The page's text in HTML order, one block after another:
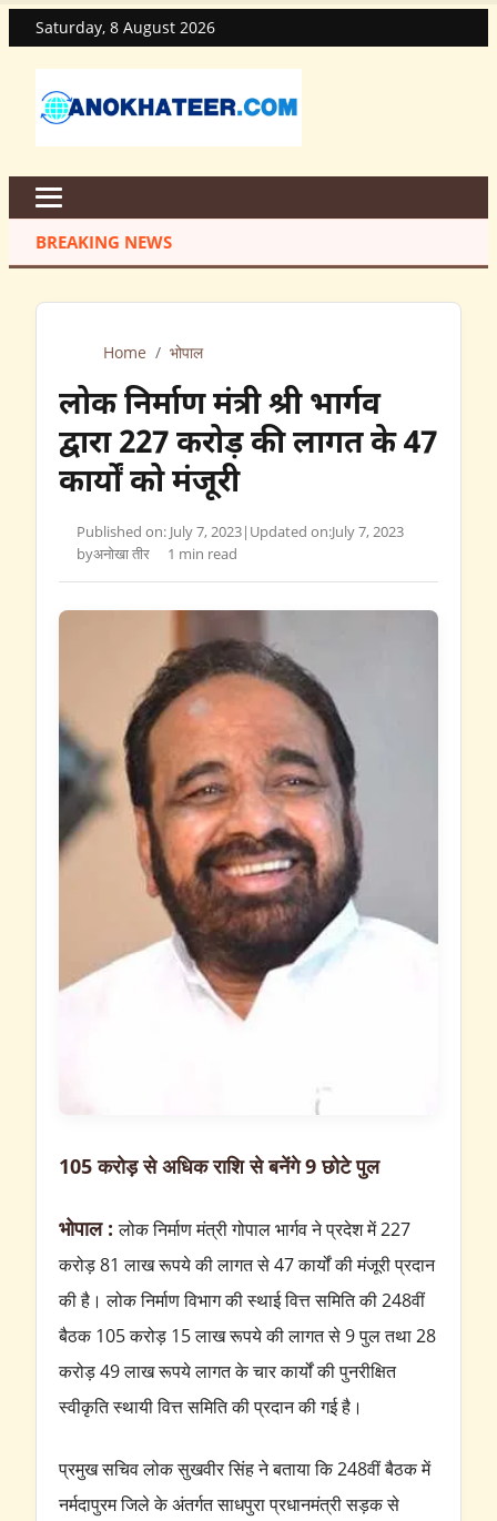
Saturday, 8 August 2026
BREAKING NEWS
Home / भोपाल
लोक निर्माण मंत्री श्री भार्गव
द्वारा 227 करोड़ की लागत के 47
कार्यों को मंजूरी
Published on: July 7, 2023| Updated on:July 7, 2023
byअनोखा तीर 1 min read
105 करोड़ से अधिक राशि से बनेंगे 9 छोटे पुल
भोपाल : लोक निर्माण मंत्री गोपाल भार्गव ने प्रदेश में 227
करोड़ 81 लाख रूपये की लागत से 47 कार्यों की मंजूरी प्रदान
की है। लोक निर्माण विभाग की स्थाई वित्त समिति की 248वीं
बैठक 105 करोड़ 15 लाख रूपये की लागत से 9 पुल तथा 28
करोड़ 49 लाख रूपये लागत के चार कार्यों की पुनरीक्षित
स्वीकृति स्थायी वित्त समिति की प्रदान की गई है।
प्रमुख सचिव लोक सुखवीर सिंह ने बताया कि 248वीं बैठक में
नर्मदापुरम जिले के अंतर्गत साधपुरा प्रधानमंत्री सड़क से